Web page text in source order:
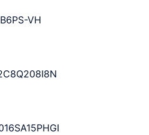
B6PS-VH